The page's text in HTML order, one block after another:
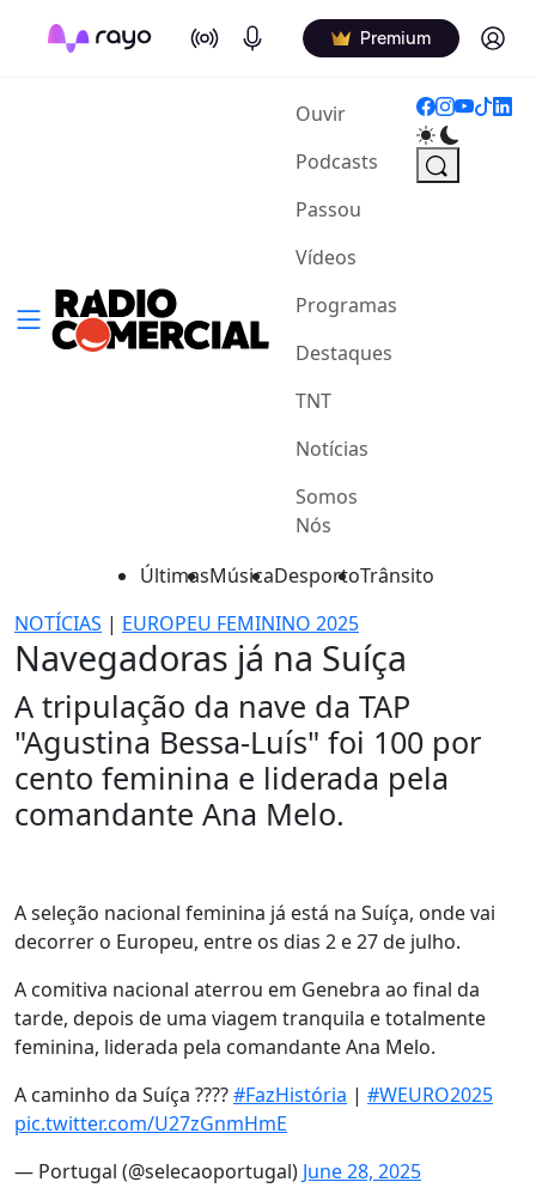
On Air Podcasts Premium Log in
Ouvir(current)
Podcasts
Passou
Vídeos
Programas
Destaques
TNT
Notícias
Somos
Nós
ÚltimasMúsicaDesportoTrânsito
NOTÍCIAS | EUROPEU FEMININO 2025
Navegadoras já na Suíça
A tripulação da nave da TAP
"Agustina Bessa-Luís" foi 100 por
cento feminina e liderada pela
comandante Ana Melo.
A seleção nacional feminina já está na Suíça, onde vai
decorrer o Europeu, entre os dias 2 e 27 de julho.
A comitiva nacional aterrou em Genebra ao final da
tarde, depois de uma viagem tranquila e totalmente
feminina, liderada pela comandante Ana Melo.
A caminho da Suíça ????#FazHistória | #WEURO2025
pic.twitter.com/U27zGnmHmE
— Portugal (@selecaoportugal) June 28, 2025